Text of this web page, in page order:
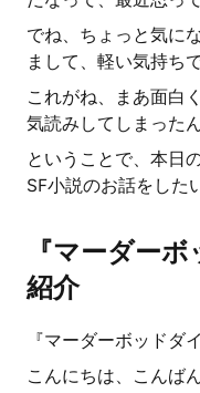
でね、ちょっと気に
まして、軽い気持ち
これがね、まあ面白
気読みしてしまった
ということで、本日
SF小説のお話をした
『マーダー
紹介
『マーダーボッドダ
こんにちは、こんば